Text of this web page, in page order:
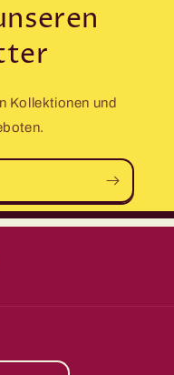
Kollektionen und